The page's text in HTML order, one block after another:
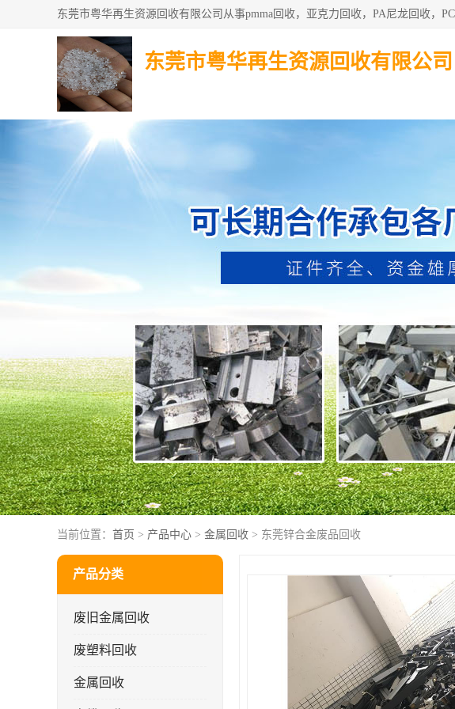
东莞市粤华再生资源回收有限公司
当前位置： 首页 > 产品中心 > 金属回收 > 东莞锌合金废品回收
产品分类
废旧金属回收
废塑料回收
金属回收